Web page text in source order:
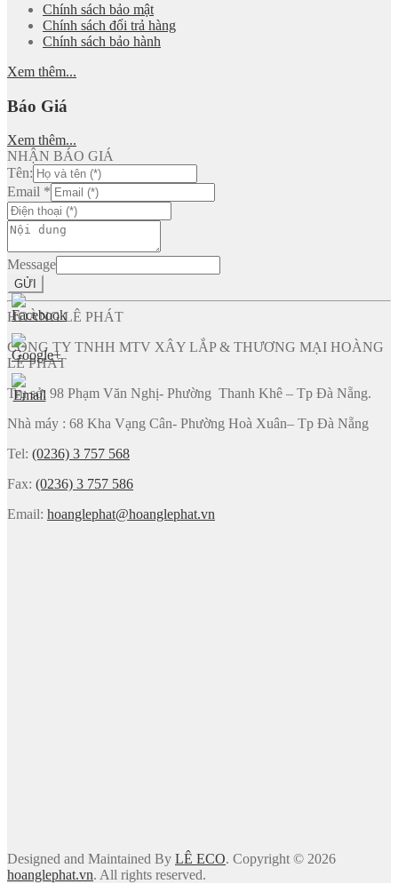
Chính sách bảo mật
Chính sách đổi trả hàng
Chính sách bảo hành
Xem thêm...
Báo Giá
Xem thêm...
NHẬN BÁO GIÁ
Tên:
Email *
Message
GỬI
HOÀNG LÊ PHÁT
CÔNG TY TNHH MTV XÂY LẮP & THƯƠNG MẠI HOÀNG
LÊ PHÁT
Trụ sở: 98 Phạm Văn Nghị- Phường Thanh Khê – Tp Đà Nẵng.
Nhà máy : 68 Kha Vạng Cân- Phường Hoà Xuân– Tp Đà Nẵng
Tel: (0236) 3 757 568
Fax: (0236) 3 757 586
Email: hoanglephat@hoanglephat.vn
Designed and Maintained By LÊ ECO. Copyright © 2026
hoanglephat.vn. All rights reserved.